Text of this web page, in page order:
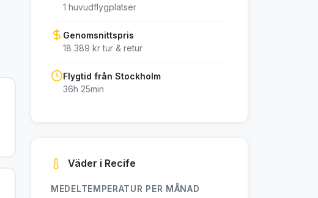
1 huvudflygplatser
Genomsnittspris
18 389 kr tur & retur
Flygtid från Stockholm
36h 25min
Väder i Recife
MEDELTEMPERATUR PER MÅNAD